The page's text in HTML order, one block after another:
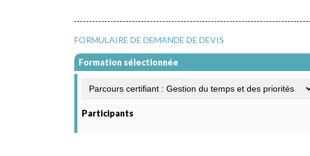
FORMULAIRE DE DEMANDE DE DEVIS
Formation sélectionnée
Participants